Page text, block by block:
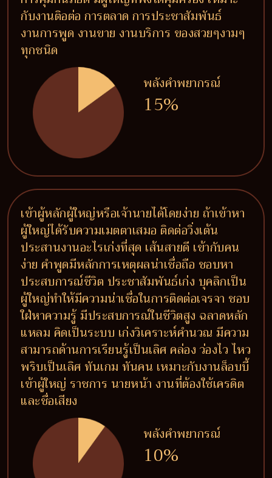
กับงานติอต่อ การตลาด การประชาสัมพันธ์
งานการพูด งานขาย งานบริการ ของสวยๆงามๆ
ทุกชนิด
พลังคำพยากรณ์
15%
เข้าผู้หลักผู้ใหญ่หรือเจ้านายได้โดยง่าย ถ้าเข้าหา
ผู้ใหญ่ได้รับความเมตตาเสมอ ติดต่อวิ่งเต้น
ประสานงานอะไรเก่งที่สุด เส้นสายดี เข้ากับคน
ง่าย คำพูดมีหลักการเหตุผลน่าเชื่อถือ ชอบหา
ประสบการณ์ชีวิต ประชาสัมพันธ์เก่ง บุคลิกเป็น
ผู้ใหญ่ทำให้มีความน่าเชื่อในการติดต่อเจรจา ชอบ
ใฝ่หาความรู้ มีประสบการณ์ในชีวิตสูง ฉลาดหลัก
แหลม คิดเป็นระบบ เก่งวิเคราะห์คำนวณ มีความ
สามารถด้านการเรียนรู้เป็นเลิศ คล่อง ว่องไว ไหว
พริบเป็นเลิศ ทันเกม ทันคน เหมาะกับงานล็อบบี้
เข้าผู้ใหญ่ ราชการ นายหน้า งานที่ต้องใช้เครดิต
และชื่อเสียง
พลังคำพยากรณ์
10%